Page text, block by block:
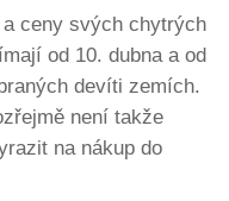
ceny svých chytrých
od 10. dubna a od
devíti zemích.
není takže
na nákup do